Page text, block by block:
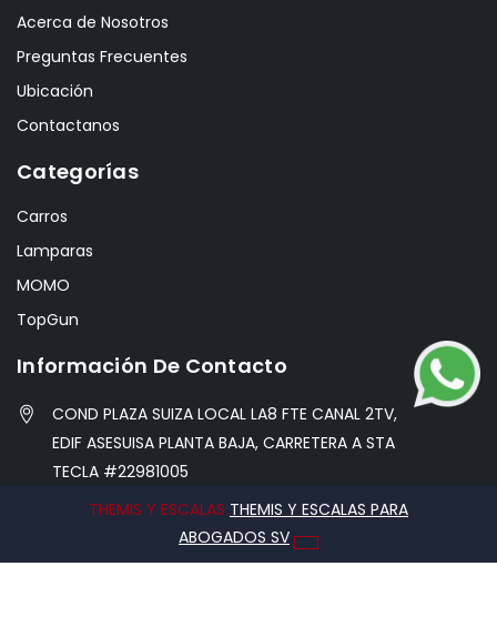
Acerca de Nosotros
Preguntas Frecuentes
Ubicación
Contactanos
Categorías
Carros
Lamparas
MOMO
TopGun
Información De Contacto
COND PLAZA SUIZA LOCAL LA8 FTE CANAL 2TV,
EDIF ASESUISA PLANTA BAJA, CARRETERA A STA
TECLA #22981005
info@hobbycentersv.com
76971338
THEMIS Y ESCALAS THEMIS Y ESCALAS PARA
ABOGADOS SV